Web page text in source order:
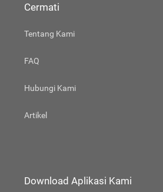
Cermati
Tentang Kami
FAQ
Hubungi Kami
Artikel
Download Aplikasi Kami